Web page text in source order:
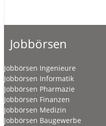
Jobbörsen
Jobbörsen Ingenieure
Jobbörsen Informatik
Jobbörsen Pharmazie
Jobbörsen Finanzen
Jobbörsen Medizin
Jobbörsen Baugewerbe